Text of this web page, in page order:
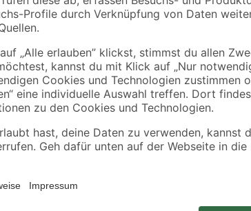
Die kwb Wolframstahl-
Sägekranz der Bohrkrone
geringe Toleranz ist der